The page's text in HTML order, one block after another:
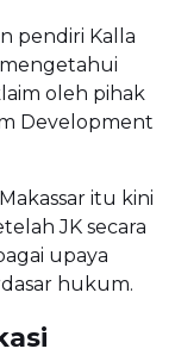
pendiri Kalla
oleh pihak
Development
itu kini
JK secara
upaya
hukum.